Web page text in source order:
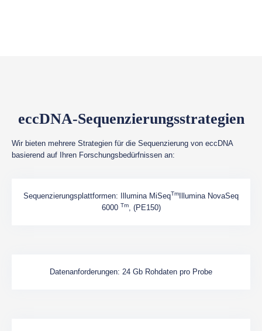
eccDNA-Sequenzierungsstrategien
Wir bieten mehrere Strategien für die Sequenzierung von eccDNA
basierend auf Ihren Forschungsbedürfnissen an:
Sequenzierungsplattformen: Illumina MiSeqTm
Illumina NovaSeq
6000 Tm, (PE150)
Datenanforderungen: 24 Gb Rohdaten pro Probe